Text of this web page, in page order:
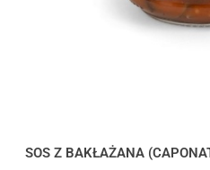
SOS Z BAKŁAŻANA